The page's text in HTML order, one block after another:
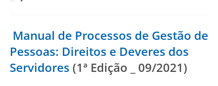
Manual de Processos de Gestão de
Pessoas: Direitos e Deveres dos
Servidores (1ª Edição _ 09/2021)